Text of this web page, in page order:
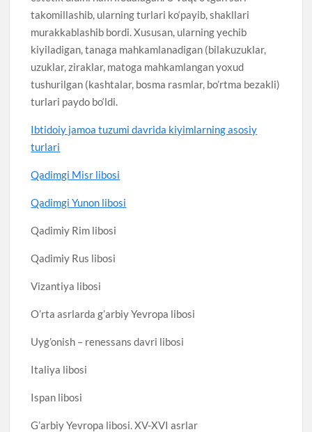
takomillashib, ularning turlari ko‘payib, shakllari
murakkablashib bordi. Xususan, ularning yechib
kiyiladigan, tanaga mahkamlanadigan (bilakuzuklar,
uzuklar, ziraklar, matoga mahkamlangan yoxud
tushurilgan (kashtalar, bosma rasmlar, bo’rtma bezakli)
turlari paydo bo‘ldi.
Ibtidoiy jamoa tuzumi davrida kiyimlarning asosiy
turlari
Qadimgi Misr libosi
Qadimgi Yunon libosi
Qadimiy Rim libosi
Qadimiy Rus libosi
Vizantiya libosi
O’rta asrlarda g’arbiy Yevropa libosi
Uyg’onish – renessans davri libosi
Italiya libosi
Ispan libosi
G’arbiy Yevropa libosi. XV-XVI asrlar